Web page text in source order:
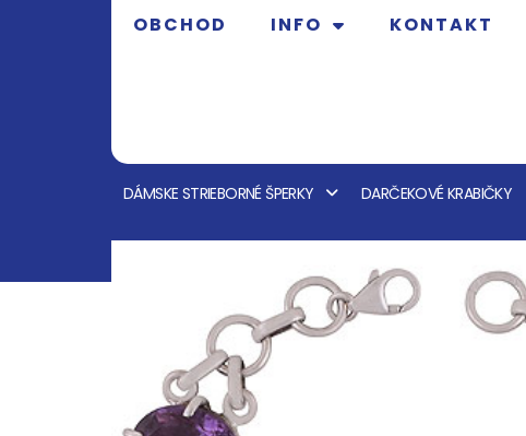
OBCHOD INFO KONTAKT
DÁMSKE STRIEBORNÉ ŠPERKY DARČEKOVÉ KRABIČKY